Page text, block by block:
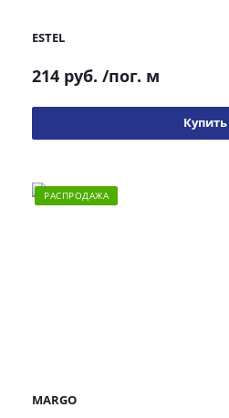
ESTEL
214 руб. /пог. м
Купить
РАСПРОДАЖА
MARGO